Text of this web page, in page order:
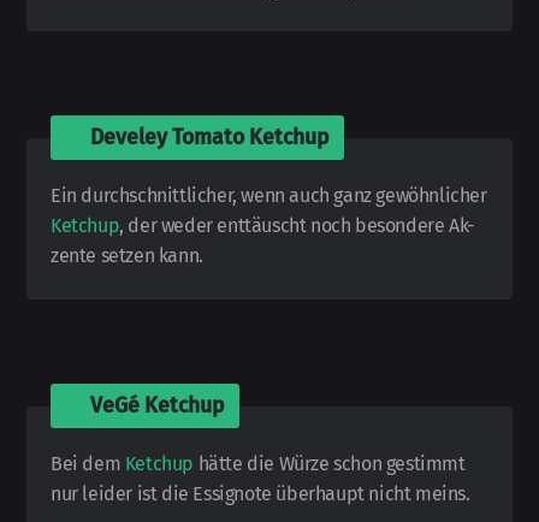
Develey Tomato Ketchup
Ein durchschnittlicher, wenn auch ganz ge­wöhn­licher
Ketchup, der weder ent­täuscht noch be­son­de­re Ak­
ze­nte setzen kann.
VeGé Ketchup
Bei dem Ketchup hätte die Würze schon ge­stimmt
nur leider ist die Essig­note über­haupt nicht meins.